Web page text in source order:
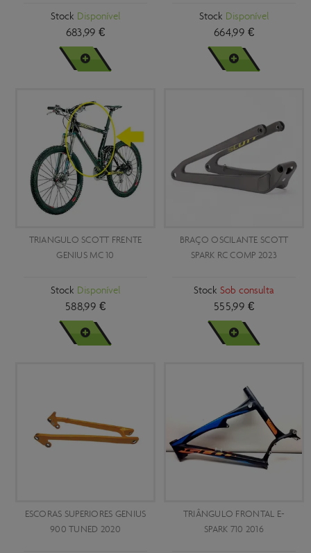
Stock Disponível
683,99 €
VER MAIS
Stock Disponível
664,99 €
VER MAIS
TRIANGULO SCOTT FRENTE
GENIUS MC 10
Stock Disponível
588,99 €
VER MAIS
BRAÇO OSCILANTE SCOTT
SPARK RC COMP 2023
Stock Sob consulta
555,99 €
VER MAIS
ESCORAS SUPERIORES GENIUS
900 TUNED 2020
TRIÂNGULO FRONTAL E-
SPARK 710 2016